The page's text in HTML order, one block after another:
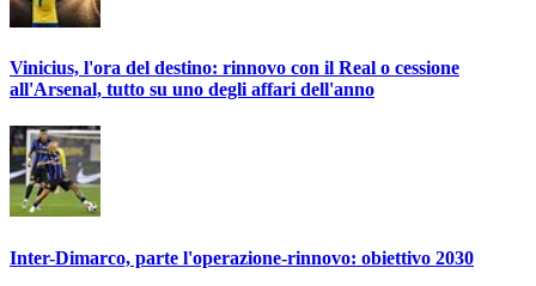
Vinicius, l'ora del destino: rinnovo con il Real o cessione
all'Arsenal, tutto su uno degli affari dell'anno
Inter-Dimarco, parte l'operazione-rinnovo: obiettivo 2030